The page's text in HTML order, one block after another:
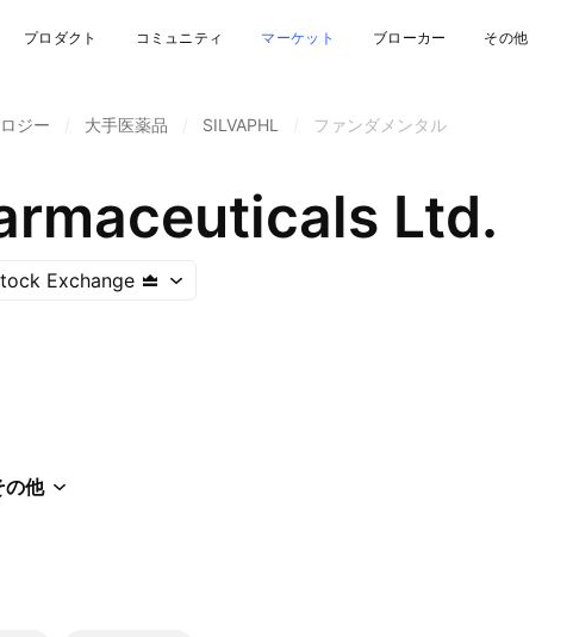
プロダクト コミュニティ マーケット ブローカー その他
ジー 大手医薬品 SILVAPHL ファンダメンタル
Ltd.
Exchange
の他